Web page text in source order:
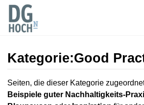
Kategorie:Good
Wechseln zu:Navigation,Suche
Seiten, die dieser Kategorie
Beispiele guter Nachhaltigkeits-